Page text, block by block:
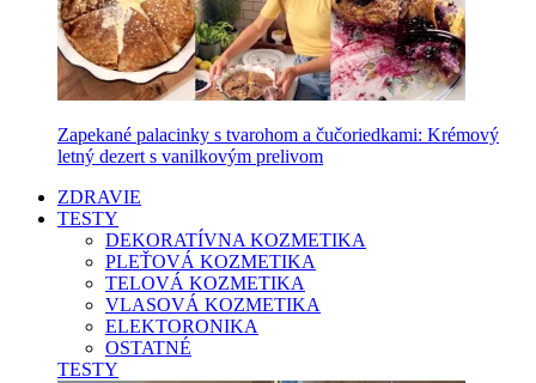
Zapekané palacinky s tvarohom a čučoriedkami: Krémový
letný dezert s vanilkovým prelivom
ZDRAVIE
TESTY
DEKORATÍVNA KOZMETIKA
PLEŤOVÁ KOZMETIKA
TELOVÁ KOZMETIKA
VLASOVÁ KOZMETIKA
ELEKTORONIKA
OSTATNÉ
TESTY